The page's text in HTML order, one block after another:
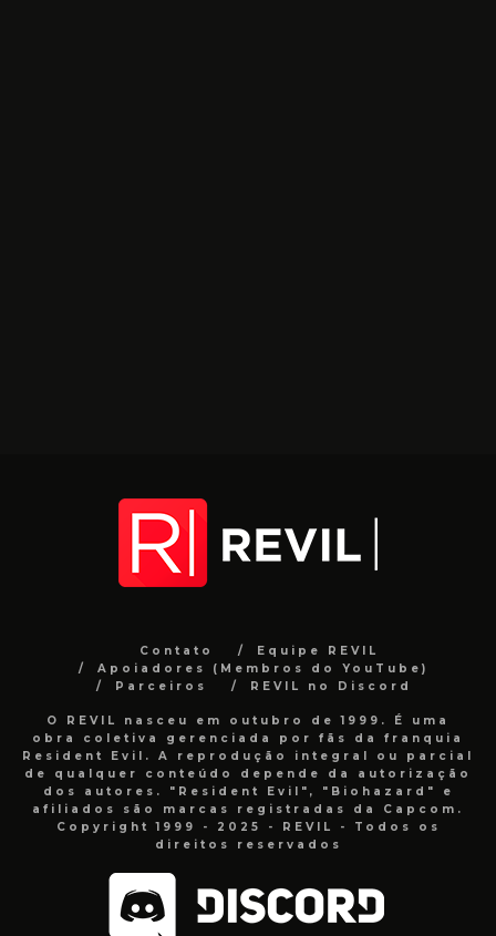
Contato
Equipe REVIL
Apoiadores (Membros do YouTube)
Parceiros
REVIL no Discord
O REVIL nasceu em outubro de 1999. É uma
obra coletiva gerenciada por fãs da franquia
Resident Evil. A reprodução integral ou parcial
de qualquer conteúdo depende da autorização
dos autores. "Resident Evil", "Biohazard" e
afiliados são marcas registradas da Capcom.
Copyright 1999 - 2025 - REVIL - Todos os
direitos reservados